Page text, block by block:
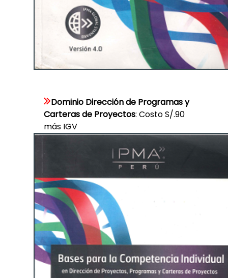
Dominio Dirección de Programas y
Carteras de Proyectos: Costo S/.90
más IGV